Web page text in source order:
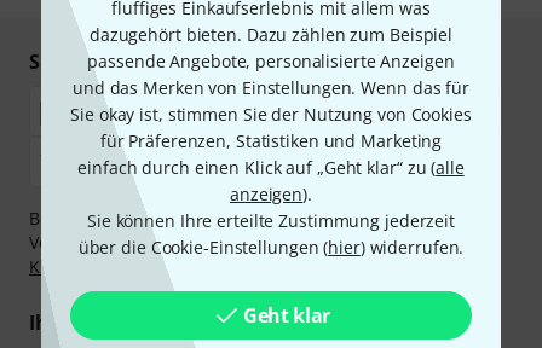
fluffiges Einkaufserlebnis mit allem was
dazugehört bieten. Dazu zählen zum Beispiel
passende Angebote, personalisierte Anzeigen
und das Merken von Einstellungen. Wenn das für
Sie okay ist, stimmen Sie der Nutzung von Cookies
für Präferenzen, Statistiken und Marketing
einfach durch einen Klick auf „Geht klar“ zu (alle
anzeigen).
Sie können Ihre erteilte Zustimmung jederzeit
über die Cookie-Einstellungen (hier) widerrufen.
Geht klar
Sicher einkaufen & bezahlen
Bezahlen Sie vertraulich und sicher per Nachnahme,
Vorkasse, PayPal, Amazon Pay,Klarna Sofort bezahlen
Klarna Ratenzahlung
Ihre Vorteile